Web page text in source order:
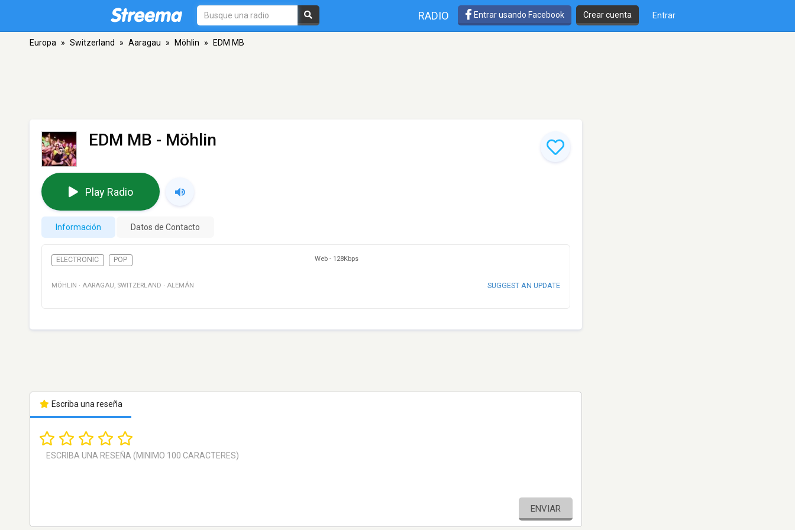
RADIO Entrar usando Facebook Crear cuenta Entrar
Europa » Switzerland » Aaragau » Möhlin » EDM MB
EDM MB - Möhlin
Play Radio
Información Datos de Contacto
ELECTRONIC POP Web - 128Kbps
MÖHLIN · AARAGAU, SWITZERLAND · ALEMÁN SUGGEST AN UPDATE
Escriba una reseña
ENVIAR